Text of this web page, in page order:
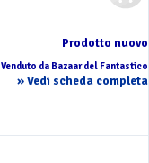
Prodotto nuovo
Venduto da Bazaar del Fantastico
» Vedi scheda completa